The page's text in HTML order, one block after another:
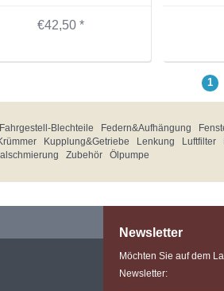
€42,50 *
1
Fahrgestell-Blechteile Federn&Aufhängung
Kupplung&Getriebe Lenkung Luftfilter
Zubehör Ölpumpe
Newsletter
Möchten Sie auf dem
Newsletter: